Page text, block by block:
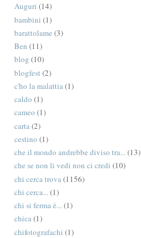
Auguri (14)
bambini (1)
barattolame (3)
Ben (11)
blog (10)
blogfest (2)
c'ho la malattia(1)
caldo (1)
cameo (1)
carta(2)
cestino (1)
che il mondo andrebbe diviso tra...(13)
che se non li vedi non ci credi (10)
chi cerca trova(1156)
chi cerca...(1)
chi si ferma è...(1)
chica(1)
chifotografachi (1)